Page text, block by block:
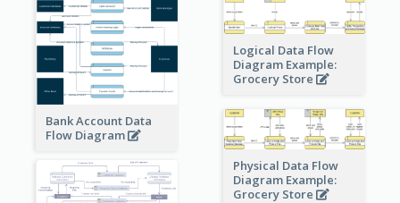
Bank Account Data
Flow Diagram
Logical Data Flow
Diagram Example:
Grocery Store
Physical Data Flow
Diagram Example:
Grocery Store